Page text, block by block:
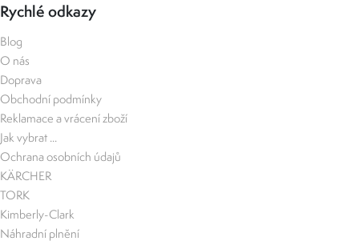
Rychlé odkazy
Blog
O nás
Doprava
Obchodní podmínky
Reklamace a vrácení zboží
Jak vybrat ...
Ochrana osobních údajů
KÄRCHER
TORK
Kimberly-Clark
Náhradní plnění